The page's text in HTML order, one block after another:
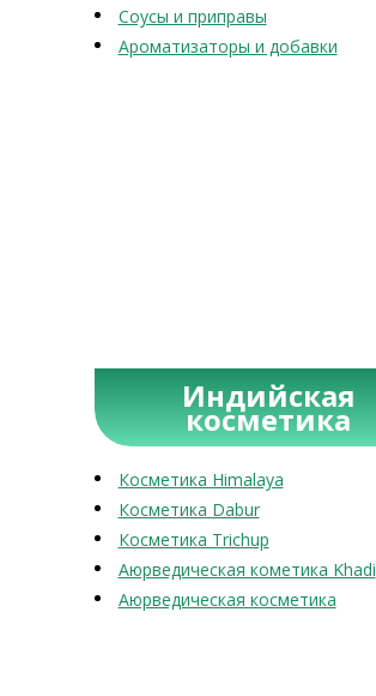
Соусы и приправы
Ароматизаторы и добавки
Индийская
косметика
Косметика Himalaya
Косметика Dabur
Косметика Trichup
Аюрведическая кометика Khadi
Аюрведическая косметика